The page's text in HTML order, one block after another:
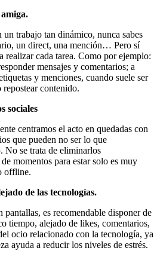
trabajo tan dinámico, nunca sabes
un direct, una mención… Pero sí
realizar cada tarea. Como por ejemplo:
mensajes y comentarios; a
y menciones, cuando suele ser
contenido.
sociales
centramos el acto en quedadas con
que pueden no ser lo que
No se trata de eliminarlos
momentos para estar solo es muy
offline.
de las tecnologías.
pantallas, es recomendable disponer de
tiempo, alejado de likes, comentarios,
ocio relacionado con la tecnología, ya
ayuda a reducir los niveles de estrés.